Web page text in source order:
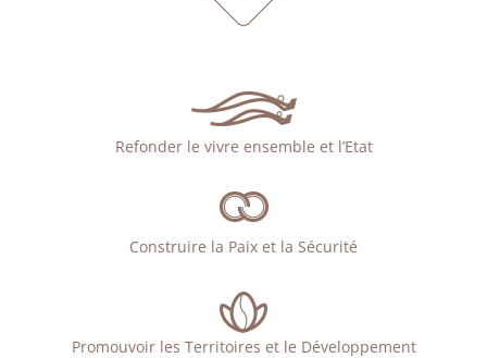
Refonder le vivre ensemble et l’Etat
Construire la Paix et la Sécurité
Promouvoir les Territoires et le Développement